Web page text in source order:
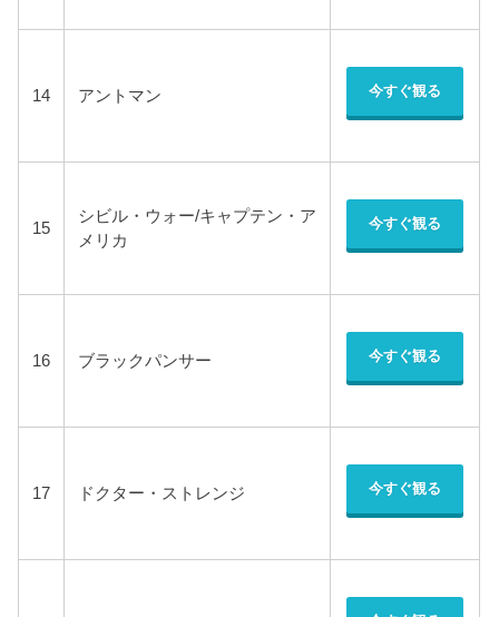
14 アントマン 今すぐ観る
15
シビル・ウォー/キャプテン・ア
メリカ
今すぐ観る
16 ブラックパンサー 今すぐ観る
17 ドクター・ストレンジ 今すぐ観る